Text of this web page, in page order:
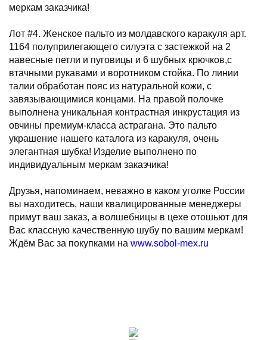
меркам заказчика!
Лот #4. Женское пальто из молдавского каракуля арт.
1164 полуприлегающего силуэта с застежкой на 2
навесные петли и пуговицы и 6 шубных крючков,с
втачными рукавами и воротником стойка. По линии
талии обработан пояс из натуральной кожи, с
завязывающимися концами. На правой полочке
выполнена уникальная контрастная инкрустация из
овчины премиум-класса астрагана. Это пальто
украшение нашего каталога из каракуля, очень
элегантная шубка! Изделие выполнено по
индивидуальным меркам заказчика!
Друзья, напоминаем, неважно в каком уголке России
вы находитесь, наши квалицированные менеджеры
примут ваш заказ, а волшебницы в цехе отошьют для
Вас классную качественную шубу по вашим меркам!
Ждём Вас за покупками на www.sobol-mex.ru